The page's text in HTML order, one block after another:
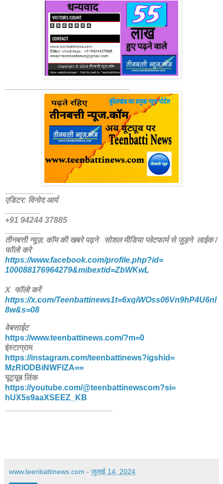
एडिटर: विनोद आर्य
+91 94244 37885
तीनबत्ती न्यूज़. कॉम की खबरे पढ़नेसोशल मीडिया प्लेटफार्म से जुड़ने लाईक /
फॉलो करे
https://www.facebook.com/profile.php?id=
100088176964279&mibextid=ZbWKwL
X फॉलो करें
https://x.com/Teenbattinews1t=6xqiWOss06Vn9hP4U6nl
8w&s=08
वेबसाईट
https://www.teenbattinews.com/?m=0
इंस्टाग्राम
https://instagram.com/teenbattinews?igshid=
MzRlODBiNWFlZA==
यूट्यूब लिंक
https://youtube.com/@teenbattinewscom?si=
hUX5s9aaXSEEZ_KB
www.teenbattinews.com - जुलाई 14, 2024